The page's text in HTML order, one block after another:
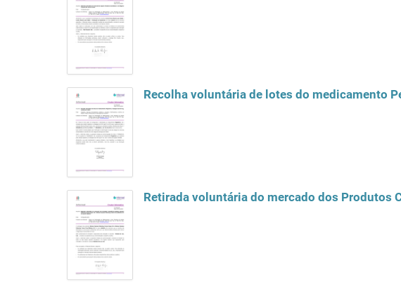
Recolha voluntária de lotes do medicamento
Retirada voluntária do mercado dos Produtos